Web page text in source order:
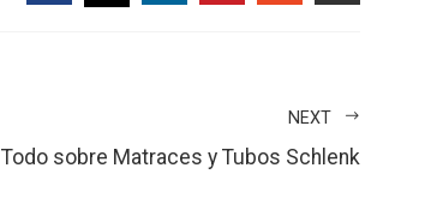
NEXT
Todo sobre Matraces y Tubos Schlenk